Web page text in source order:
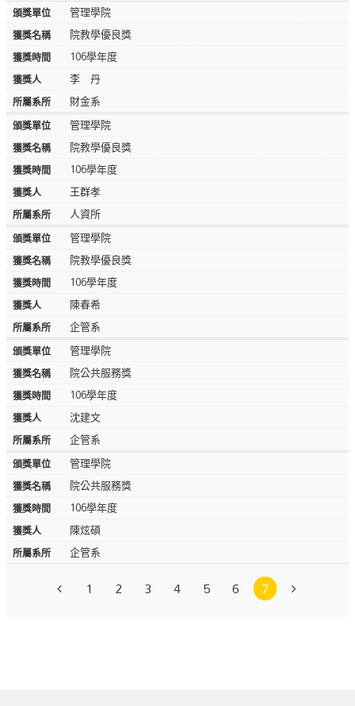
管理學院
院教學優良獎
106學年度
李 丹
財金系
管理學院
院教學優良獎
106學年度
王群孝
人資所
管理學院
院教學優良獎
106學年度
陳春希
企管系
管理學院
院公共服務獎
106學年度
沈建文
企管系
管理學院
院公共服務獎
106學年度
陳炫碩
企管系
1 2 3 4 5 6 7